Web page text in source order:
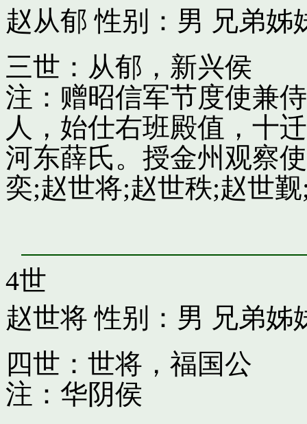
赵从郁 性别：男 兄弟姊
三世：从郁，新兴侯
注：赠昭信军节度使兼
人，始仕右班殿值，十
河东薛氏。授金州观察
奕;赵世将;赵世秩;赵世
4世
赵世将 性别：男 兄弟姊
四世：世将，福国公
注：华阴侯